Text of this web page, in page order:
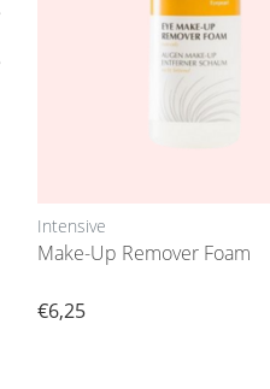
Intensive
Make-Up Remover Foam
€6,25